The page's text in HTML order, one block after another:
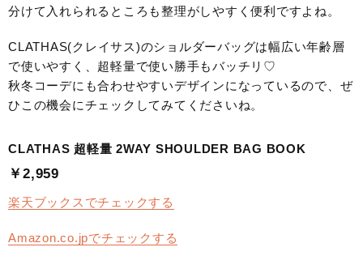
分けて入れられるところも整理がしやすく便利ですよね。
CLATHAS(クレイサス)のショルダーバッグは幅広い年齢層
で使いやすく、超軽量で使い勝手もバッチリ♡
秋冬コーデにも合わせやすいデザインになっているので、ぜ
ひこの機会にチェックしてみてくださいね。
CLATHAS 超軽量 2WAY SHOULDER BAG BOOK
￥2,959
楽天ブックスでチェックする
Amazon.co.jpでチェックする